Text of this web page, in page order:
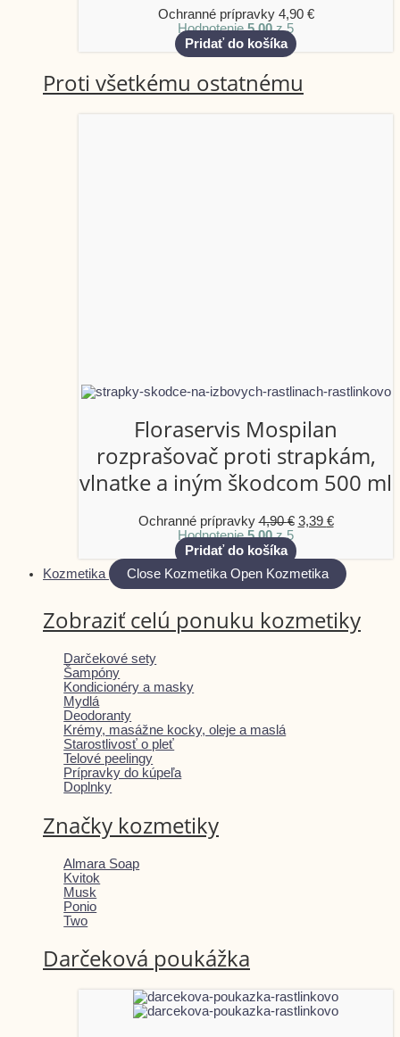
Ochranné prípravky 4,90 €
Hodnotenie5.00z 5
Pridať do košíka
Proti všetkému ostatnému
Floraservis Mospilan
rozprašovač proti strapkám,
vlnatke a iným škodcom 500 ml
Ochranné prípravky4,90€ 3,39 €
Hodnotenie5.00z 5
Pridať do košíka
Kozmetika
Close Kozmetika Open Kozmetika
Zobraziť celú ponuku kozmetiky
Darčekové sety
Šampóny
Kondicionéry a masky
Mydlá
Deodoranty
Krémy, masážne kocky, oleje a maslá
Starostlivosť o pleť
Telové peelingy
Prípravky do kúpeľa
Doplnky
Značky kozmetiky
Almara Soap
Kvitok
Musk
Ponio
Two
Darčeková poukážka